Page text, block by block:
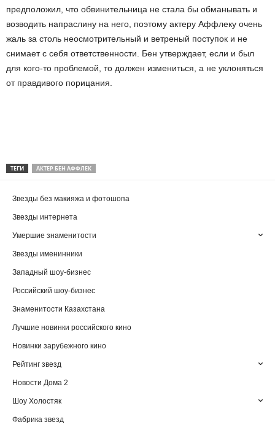
предположил, что обвинительница не стала бы обманывать и
возводить напраслину на него, поэтому актеру Аффлеку очень
жаль за столь неосмотрительный и ветреный поступок и не
снимает с себя ответственности. Бен утверждает, если и был
для кого-то проблемой, то должен измениться, а не уклоняться
от правдивого порицания.
ТЕГИ АКТЕР БЕН АФФЛЕК
Звезды без макияжа и фотошопа
Звезды интернета
Умершие знаменитости
Звезды именинники
Западный шоу-бизнес
Российский шоу-бизнес
Знаменитости Казахстана
Лучшие новинки российского кино
Новинки зарубежного кино
Рейтинг звезд
Новости Дома 2
Шоу Холостяк
Фабрика звезд